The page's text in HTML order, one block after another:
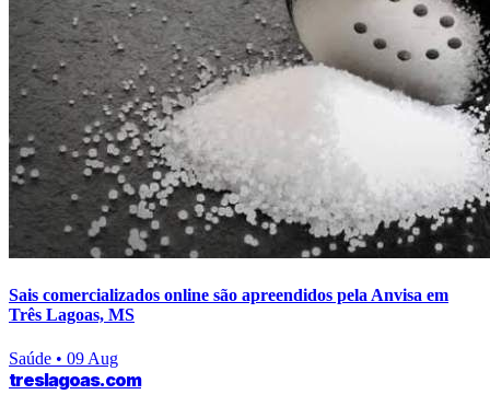
Sais comercializados online são apreendidos pela Anvisa em
Três Lagoas, MS
Saúde • 09 Aug
treslagoas.com